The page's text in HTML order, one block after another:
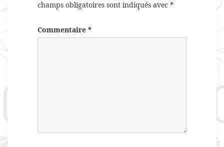
champs obligatoires sont indiqués avec *
Commentaire *